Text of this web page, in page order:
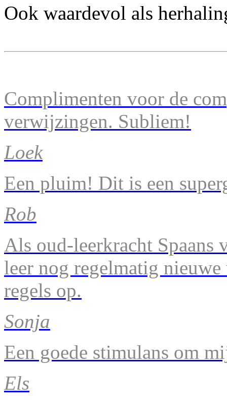
Ook waardevol als
Complimenten voor de
verwijzingen. Subliem!
Loek
Een pluim! Dit is een
Rob
Als oud-leerkracht
leer nog regelmatig
regels op.
Sonja
Een goede stimulans om
Els